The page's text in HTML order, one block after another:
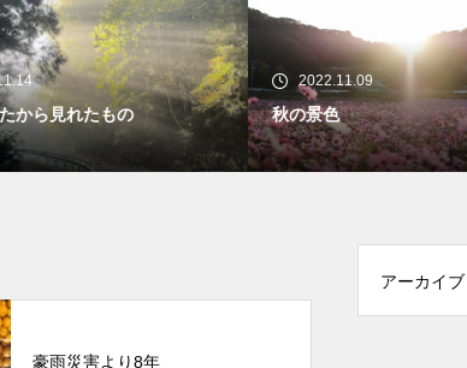
2022.11.09
秋の景色
豪雨災害より8年
アーカイブ